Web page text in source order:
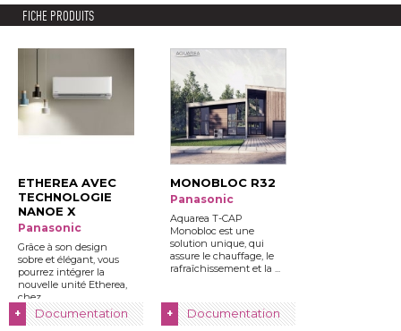
FICHE PRODUITS
ETHEREA AVEC
TECHNOLOGIE
NANOE X
Panasonic
Grâce à son design
sobre et élégant, vous
pourrez intégrer la
nouvelle unité Etherea,
chez ...
+ Documentation
MONOBLOC R32
Panasonic
Aquarea T-CAP
Monobloc est une
solution unique, qui
assure le chauffage, le
rafraîchissement et la ...
+ Documentation